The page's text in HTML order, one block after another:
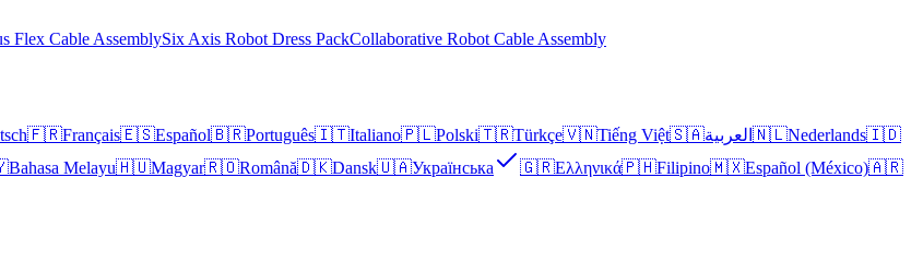
Flex Cable AssemblySix Axis Robot Dress PackCollaborative Robot Cable Assembly
🇫🇷Français🇪🇸Español🇧🇷Português🇮🇹Italiano🇵🇱Polski🇹🇷Türkçe🇻🇳Tiếng Việt🇸🇦العربية 🇳🇱Nederlands🇮🇩
Bahasa Melayu🇭🇺Magyar🇷🇴Română🇩🇰Dansk🇺🇦Українська 🇬🇷Ελληνικά🇵🇭Filipino🇲🇽Español (México)🇦🇷